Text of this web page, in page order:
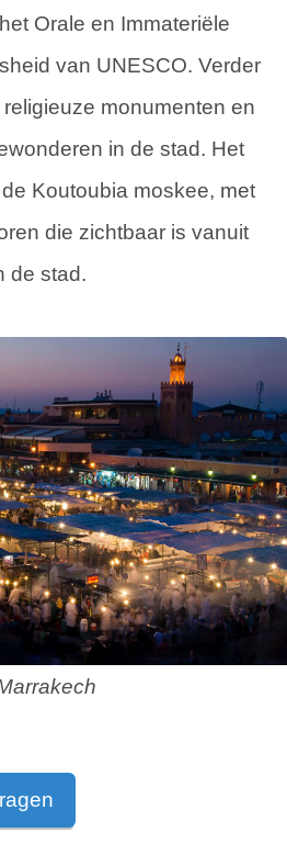
Orale en Immateriële
van UNESCO. Verder
monumenten en
in de stad. Het
Koutoubia moskee, met
die zichtbaar is vanuit
de stad.